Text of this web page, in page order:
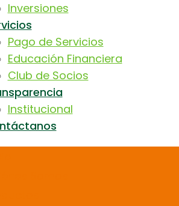
Inversiones
Pago de Servicios
Educación Financiera
Club de Socios
Institucional